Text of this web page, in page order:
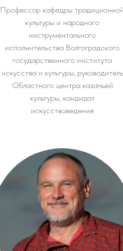
Профессор кафедры традиционной
культуры и народного
инструментального
исполнительства Волгоградского
государственного института
искусства и культуры, руководитель
Областного центра казачьей
культуры, кандидат
искусствоведения